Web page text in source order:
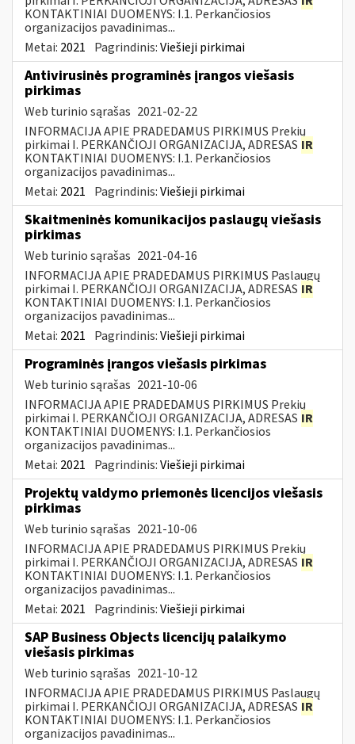
KONTAKTINIAI DUOMENYS: I.1. Perkančiosios
organizacijos pavadinimas...
Metai: 2021 Pagrindinis:Viešieji pirkimai
Antivirusinės programinės įrangos viešasis
pirkimas
Web turinio sąrašas 2021-02-22
INFORMACIJA APIE PRADEDAMUS PIRKIMUS Prekių
pirkimai I. PERKANČIOJI ORGANIZACIJA, ADRESAS IR
KONTAKTINIAI DUOMENYS: I.1. Perkančiosios
organizacijos pavadinimas...
Metai: 2021 Pagrindinis:Viešieji pirkimai
Skaitmeninės komunikacijos paslaugų viešasis
pirkimas
Web turinio sąrašas 2021-04-16
INFORMACIJA APIE PRADEDAMUS PIRKIMUS Paslaugų
pirkimai I. PERKANČIOJI ORGANIZACIJA, ADRESAS IR
KONTAKTINIAI DUOMENYS: I.1. Perkančiosios
organizacijos pavadinimas...
Metai: 2021 Pagrindinis:Viešieji pirkimai
Programinės įrangos viešasis pirkimas
Web turinio sąrašas 2021-10-06
INFORMACIJA APIE PRADEDAMUS PIRKIMUS Prekių
pirkimai I. PERKANČIOJI ORGANIZACIJA, ADRESAS IR
KONTAKTINIAI DUOMENYS: I.1. Perkančiosios
organizacijos pavadinimas...
Metai: 2021 Pagrindinis:Viešieji pirkimai
Projektų valdymo priemonės licencijos viešasis
pirkimas
Web turinio sąrašas 2021-10-06
INFORMACIJA APIE PRADEDAMUS PIRKIMUS Prekių
pirkimai I. PERKANČIOJI ORGANIZACIJA, ADRESAS IR
KONTAKTINIAI DUOMENYS: I.1. Perkančiosios
organizacijos pavadinimas...
Metai: 2021 Pagrindinis:Viešieji pirkimai
SAP Business Objects licencijų palaikymo
viešasis pirkimas
Web turinio sąrašas 2021-10-12
INFORMACIJA APIE PRADEDAMUS PIRKIMUS Paslaugų
pirkimai I. PERKANČIOJI ORGANIZACIJA, ADRESAS IR
KONTAKTINIAI DUOMENYS: I.1. Perkančiosios
organizacijos pavadinimas...